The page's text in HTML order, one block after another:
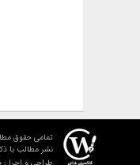
تمامی حقوق
نشر مطالب با